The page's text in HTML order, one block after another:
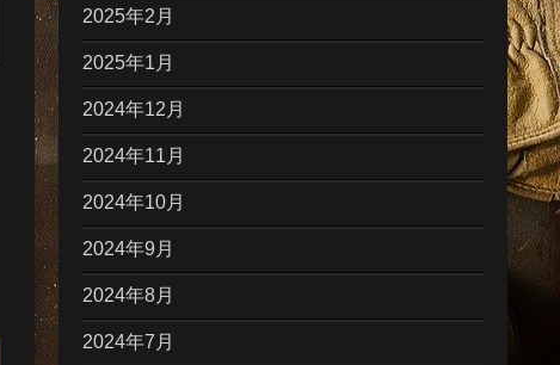
2025年2月
2025年1月
2024年12月
2024年11月
2024年10月
2024年9月
2024年8月
2024年7月